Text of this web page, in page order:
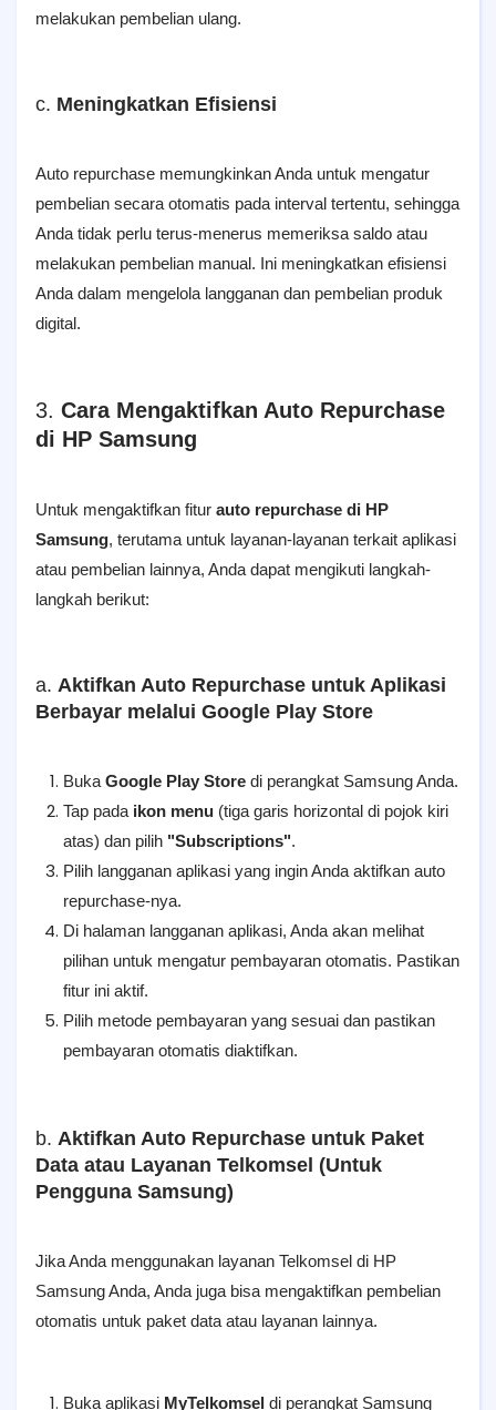
melakukan pembelian ulang.
c. Meningkatkan Efisiensi
Auto repurchase memungkinkan Anda untuk mengatur
pembelian secara otomatis pada interval tertentu, sehingga
Anda tidak perlu terus-menerus memeriksa saldo atau
melakukan pembelian manual. Ini meningkatkan efisiensi
Anda dalam mengelola langganan dan pembelian produk
digital.
3. Cara Mengaktifkan Auto Repurchase
di HP Samsung
Untuk mengaktifkan fitur auto repurchase di HP
Samsung, terutama untuk layanan-layanan terkait aplikasi
atau pembelian lainnya, Anda dapat mengikuti langkah-
langkah berikut:
a. Aktifkan Auto Repurchase untuk Aplikasi
Berbayar melalui Google Play Store
Buka Google Play Store di perangkat Samsung Anda.
Tap pada ikon menu (tiga garis horizontal di pojok kiri
atas) dan pilih "Subscriptions".
Pilih langganan aplikasi yang ingin Anda aktifkan auto
repurchase-nya.
Di halaman langganan aplikasi, Anda akan melihat
pilihan untuk mengatur pembayaran otomatis. Pastikan
fitur ini aktif.
Pilih metode pembayaran yang sesuai dan pastikan
pembayaran otomatis diaktifkan.
b. Aktifkan Auto Repurchase untuk Paket
Data atau Layanan Telkomsel (Untuk
Pengguna Samsung)
Jika Anda menggunakan layanan Telkomsel di HP
Samsung Anda, Anda juga bisa mengaktifkan pembelian
otomatis untuk paket data atau layanan lainnya.
Buka aplikasi MyTelkomsel di perangkat Samsung